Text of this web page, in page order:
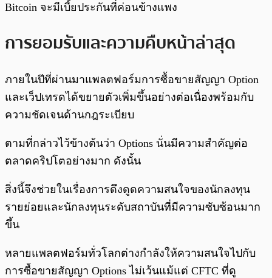
Bitcoin จะมีเบี้ยประกันที่ค่อนข้างแพง
การยอมรับและความคืบหน้าล่าสุด
ภายในปีที่ผ่านมาแพลตฟอร์มการซื้อขายสัญญา Option
และเว็ปเทรดได้ขยายตัวเพิ่มขึ้นอย่างต่อเนื่องพร้อมกับ
ความชัดเจนด้านกฎระเบียบ
ตามที่กล่าวไว้ข้างต้นว่า Options นั่นมีความสำคัญต่อ
ตลาดคริปโตอย่างมาก ดังนั้น
สิ่งนี้จึงช่วยในเรื่องการดึงดูดความสนใจของนักลงทุน
รายย่อยและนักลงทุนระดับสถาบันที่มีความซับซ้อนมาก
ขึ้น
หลายแพลตฟอร์มทั่วโลกต่างกำลังให้ความสนใจไปกับ
การซื้อขายสัญญา Options ไม่เว้นแม้แต่ CFTC ที่ดู